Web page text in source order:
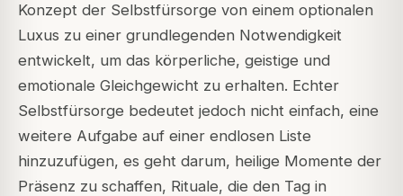
Konzept der Selbstfürsorge von einem optionalen
Luxus zu einer grundlegenden Notwendigkeit
entwickelt, um das körperliche, geistige und
emotionale Gleichgewicht zu erhalten. Echter
Selbstfürsorge bedeutet jedoch nicht einfach, eine
weitere Aufgabe auf einer endlosen Liste
hinzuzufügen, es geht darum, heilige Momente der
Präsenz zu schaffen, Rituale, die den Tag in